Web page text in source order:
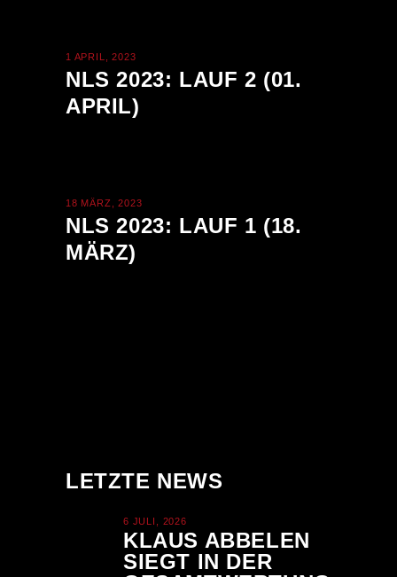
1 APRIL, 2023
NLS 2023: LAUF 2 (01.
APRIL)
18 MÄRZ, 2023
NLS 2023: LAUF 1 (18.
MÄRZ)
LETZTE NEWS
6 JULI, 2026
KLAUS ABBELEN
SIEGT IN DER